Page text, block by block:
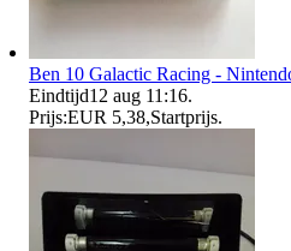
Ben 10 Galactic Racing -
Eindtijd12 aug 11:16.
Prijs:EUR 5,38,Startprijs.